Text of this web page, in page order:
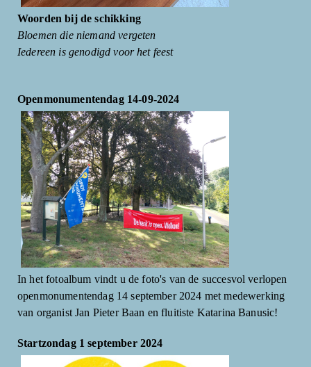
Woorden bij de schikking
Bloemen die niemand vergeten
Iedereen is genodigd voor het feest
Openmonumentendag 14-09-2024
In het fotoalbum vindt u de foto's van de succesvol verlopen
openmonumentendag 14 september 2024 met medewerking
van organist Jan Pieter Baan en fluitiste Katarina Banusic!
Startzondag 1 september 2024